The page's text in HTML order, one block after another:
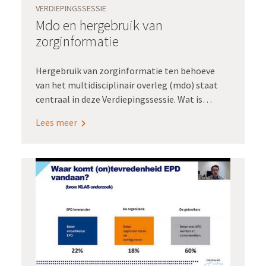
veilige digitale gegevensuitwisseling rondom
de zorgvraag en het zorgproces van de
geboorte.
VERDIEPINGSSESSIE
Mdo en hergebruik van
zorginformatie
Hergebruik van zorginformatie ten behoeve
van het multidisciplinair overleg (mdo) staat
centraal in deze Verdiepingssessie. Wat is
zijn vastgelegd, geautomatiseerd op te halen
mdo weer automatisch in het epd terecht?
Lees meer